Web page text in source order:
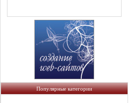
Популярные категории